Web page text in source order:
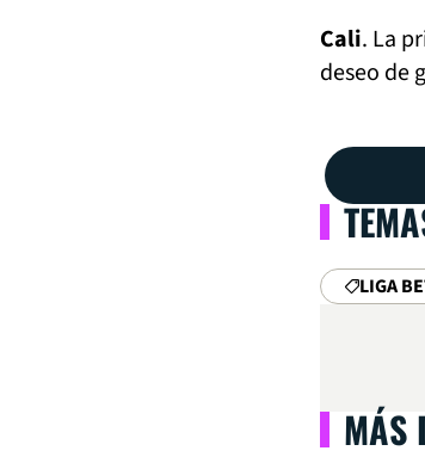
Cali. La
deseo de
LIGA
MÁS